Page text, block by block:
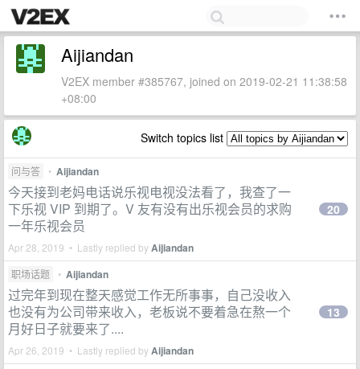
Aijiandan
V2EX member #385767, joined on 2019-02-21 11:38:58
+08:00
Switch topics list
问与答 • Aijiandan
今天接到老妈电话说乐视电视没法看了，我查了一
下乐视 VIP 到期了。V 友有没有出乐视会员的求购
一年乐视会员
Apr 28, 2019 • Lastly replied byAijiandan
20
职场话题 • Aijiandan
过完年到现在整天感觉工作无所事事，自己没收入
也没有为公司带来收入，老板说不要着急在熬一个
月好日子就要来了....
Apr 26, 2019 • Lastly replied byAijiandan
13